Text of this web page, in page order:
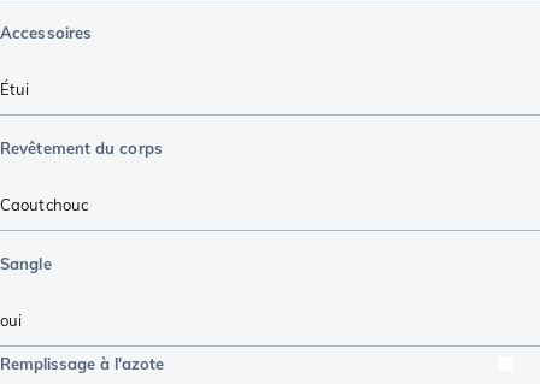
Accessoires
Étui
Revêtement du corps
Caoutchouc
Sangle
oui
Remplissage à l'azote